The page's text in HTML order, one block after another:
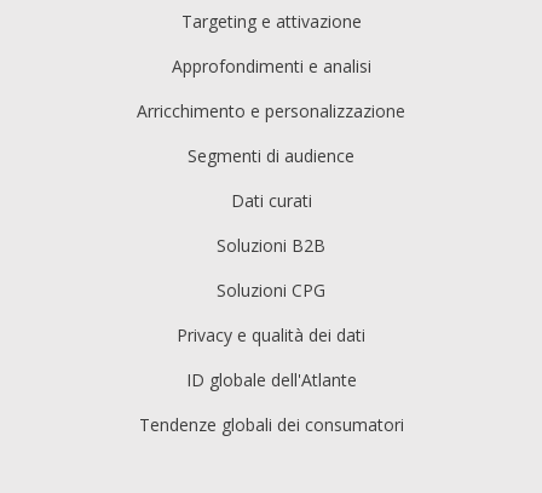
Targeting e attivazione
Approfondimenti e analisi
Arricchimento e personalizzazione
Segmenti di audience
Dati curati
Soluzioni B2B
Soluzioni CPG
Privacy e qualità dei dati
ID globale dell'Atlante
Tendenze globali dei consumatori